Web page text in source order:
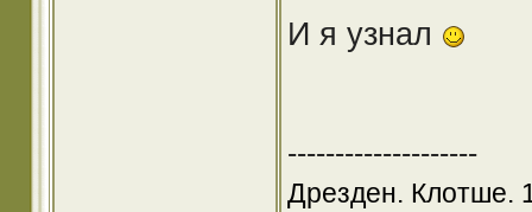
И я узнал
--------------------
Дрезден. Клотше.